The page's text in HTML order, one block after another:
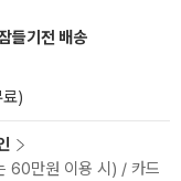
들기전 배송
)
60만원 이용 시) / 카드